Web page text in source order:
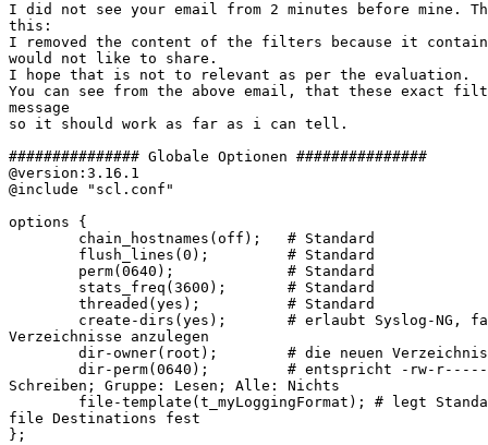
I did not see your email from 2 minutes before mine.
this:
I removed the content of the filters because it
would not like to share.
I hope that is not to relevant as per the evaluation.
You can see from the above email, that these exact
message
so it should work as far as i can tell.
############### Globale Optionen ###############
@version:3.16.1
@include "scl.conf"
options {
        chain_hostnames(off);   # Standard
        flush_lines(0);         # Standard
        perm(0640);             # Standard
        stats_freq(3600);       # Standard
        threaded(yes);          # Standard
create-dirs(yes);       # erlaubt Syslog-NG,
Verzeichnisse anzulegen
dir-owner(root);        # die neuen
dir-perm(0640);         # entspricht -rw-
Schreiben; Gruppe: Lesen; Alle: Nichts
file-template(t_myLoggingFormat); # legt
file Destinations fest
};